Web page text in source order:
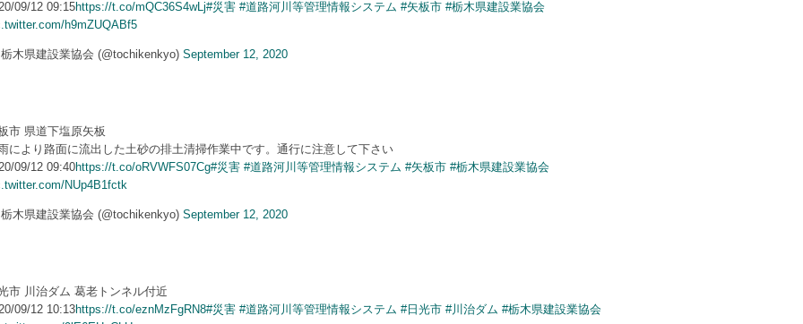
09/12 09:15https://t.co/mQC36S4wLj#災害 #道路河川等管理情報システム #矢板市 #栃木県建設業協会
h9mZUQABf5
木県建設業協会 (@tochikenkyo) September 12, 2020
市 県道下塩原矢板
により路面に流出した土砂の排土清掃作業中です。通行に注意して下さい
09/12 09:40https://t.co/oRVWFS07Cg#災害 #道路河川等管理情報システム #矢板市 #栃木県建設業協会
NUp4B1fctk
木県建設業協会 (@tochikenkyo) September 12, 2020
市 川治ダム 葛老トンネル付近
09/12 10:13https://t.co/eznMzFgRN8#災害 #道路河川等管理情報システム #日光市 #川治ダム #栃木県建設業協会